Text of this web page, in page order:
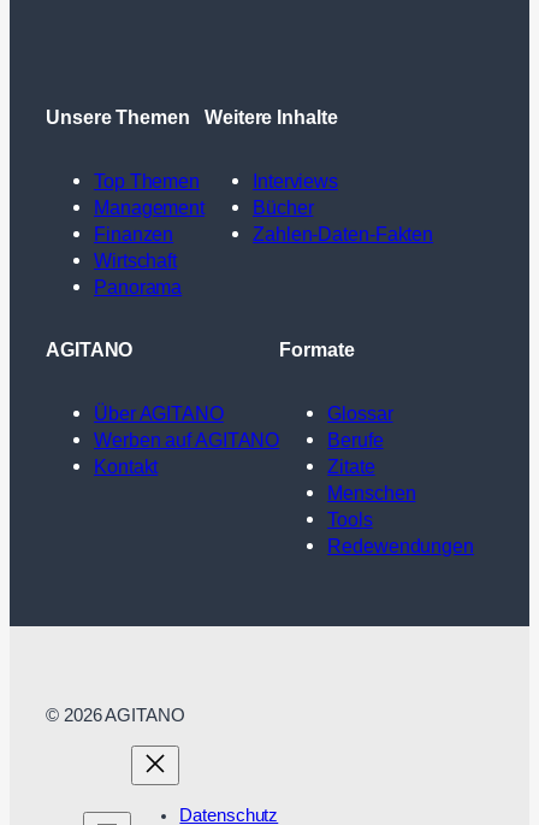
Unsere Themen
Top Themen
Management
Finanzen
Wirtschaft
Panorama
Weitere Inhalte
Interviews
Bücher
Zahlen-Daten-Fakten
AGITANO
Über AGITANO
Werben auf AGITANO
Kontakt
Formate
Glossar
Berufe
Zitate
Menschen
Tools
Redewendungen
© 2026 AGITANO
Datenschutz